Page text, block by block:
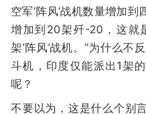
空军‘阵风’战机数量增加
增加到20架歼-20，这就
架‘阵风’战机。”为什么不
斗机，印度仅能派出1架
呢？
不要以为，这是什么个别